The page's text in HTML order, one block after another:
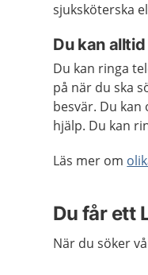
sjuksköterska
Du kan alltid
Du kan ringa
på när du ska
besvär. Du kan
hjälp. Du kan
Läs mer om
Du får ett
När du söker